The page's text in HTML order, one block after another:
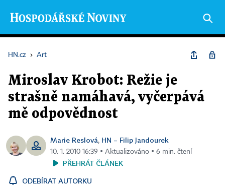
HN.cz › Art
Miroslav Krobot: Režie je
strašně namáhavá, vyčerpává
mě odpovědnost
Marie Reslová, HN – Filip Jandourek
10. 1. 2010 16:39 ▪ Aktualizováno ▪ 6 min. čtení
PŘEHRÁT ČLÁNEK
ODEBÍRAT AUTORKU